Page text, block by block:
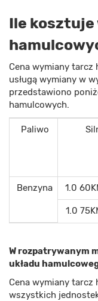
Ile
Cena wymiany tarcz
usługą wymiany w
przedstawiono
hamulcowych.
Paliwo
Benzyna 1.0
1.0
W rozpatrywanym
układu
Cena wymiany tarcz
wszystkich